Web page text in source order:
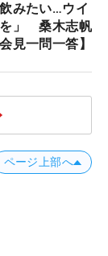
みたい…ウイ
を」 桑木志帆
見一問一答】
ページ上部へ